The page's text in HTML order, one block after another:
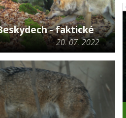
- faktické
20. 07. 2022